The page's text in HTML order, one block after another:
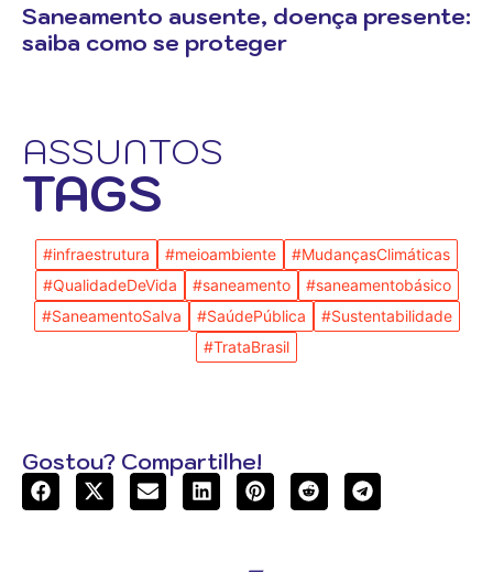
Saneamento ausente, doença presente:
saiba como se proteger
ASSUNTOS
TAGS
#infraestrutura #meioambiente
#MudançasClimáticas
#QualidadeDeVida
#saneamento
#saneamentobásico
#SaneamentoSalva
#SaúdePública
#Sustentabilidade
#TrataBrasil
Gostou? Compartilhe!